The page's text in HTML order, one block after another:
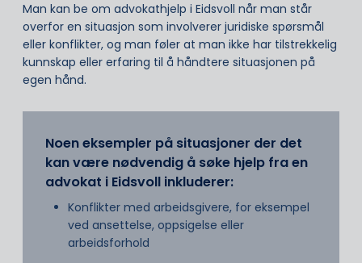
Man kan be om advokathjelp i Eidsvoll når man står
overfor en situasjon som involverer juridiske spørsmål
eller konflikter, og man føler at man ikke har tilstrekkelig
kunnskap eller erfaring til å håndtere situasjonen på
egen hånd.
Noen eksempler på situasjoner der det
kan være nødvendig å søke hjelp fra en
advokat i Eidsvoll inkluderer:
Konflikter med arbeidsgivere, for eksempel
ved ansettelse, oppsigelse eller
arbeidsforhold